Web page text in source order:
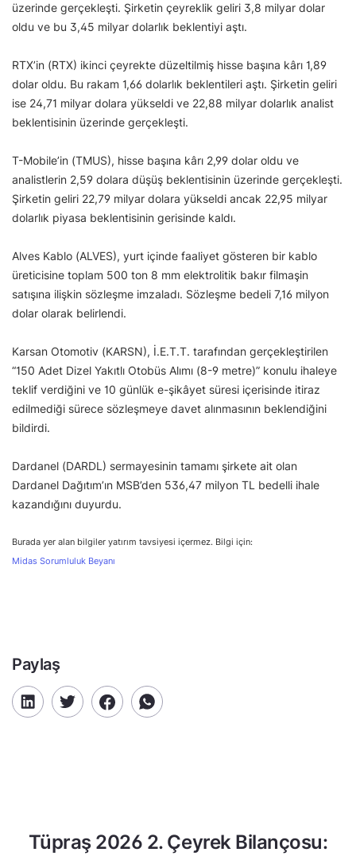
üzerinde gerçekleşti. Şirketin çeyreklik geliri 3,8 milyar dolar
oldu ve bu 3,45 milyar dolarlık beklentiyi aştı.
RTX’in (RTX) ikinci çeyrekte düzeltilmiş hisse başına kârı 1,89
dolar oldu. Bu rakam 1,66 dolarlık beklentileri aştı. Şirketin geliri
ise 24,71 milyar dolara yükseldi ve 22,88 milyar dolarlık analist
beklentisinin üzerinde gerçekleşti.
T-Mobile’in (TMUS), hisse başına kârı 2,99 dolar oldu ve
analistlerin 2,59 dolara düşüş beklentisinin üzerinde gerçekleşti.
Şirketin geliri 22,79 milyar dolara yükseldi ancak 22,95 milyar
dolarlık piyasa beklentisinin gerisinde kaldı.
Alves Kablo (ALVES), yurt içinde faaliyet gösteren bir kablo
üreticisine toplam 500 ton 8 mm elektrolitik bakır filmaşin
satışına ilişkin sözleşme imzaladı. Sözleşme bedeli 7,16 milyon
dolar olarak belirlendi.
Karsan Otomotiv (KARSN), İ.E.T.T. tarafından gerçekleştirilen
“150 Adet Dizel Yakıtlı Otobüs Alımı (8-9 metre)” konulu ihaleye
teklif verdiğini ve 10 günlük e-şikâyet süresi içerisinde itiraz
edilmediği sürece sözleşmeye davet alınmasının beklendiğini
bildirdi.
Dardanel (DARDL) sermayesinin tamamı şirkete ait olan
Dardanel Dağıtım’ın MSB’den 536,47 milyon TL bedelli ihale
kazandığını duyurdu.
Burada yer alan bilgiler yatırım tavsiyesi içermez. Bilgi için:
Midas Sorumluluk Beyanı
Paylaş
Tüpraş 2026 2. Çeyrek Bilançosu: